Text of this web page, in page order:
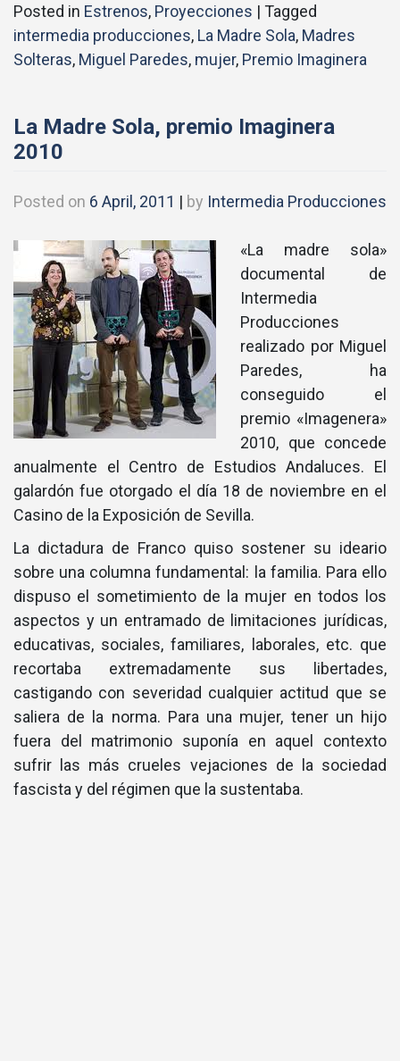
Posted in Estrenos, Proyecciones | Tagged
intermedia producciones, La Madre Sola, Madres
Solteras, Miguel Paredes, mujer, Premio Imaginera
La Madre Sola, premio Imaginera
2010
Posted on 6 April, 2011 | by Intermedia Producciones
«La madre sola»
documental de
Intermedia
Producciones
realizado por Miguel
Paredes, ha
conseguido el
premio «Imagenera»
2010, que concede
anualmente el Centro de Estudios Andaluces. El
galardón fue otorgado el dí­a 18 de noviembre en el
Casino de la Exposición de Sevilla.
La dictadura de Franco quiso sostener su ideario
sobre una columna fundamental: la familia. Para ello
dispuso el sometimiento de la mujer en todos los
aspectos y un entramado de limitaciones jurí­dicas,
educativas, sociales, familiares, laborales, etc. que
recortaba extremadamente sus libertades,
castigando con severidad cualquier actitud que se
saliera de la norma. Para una mujer, tener un hijo
fuera del matrimonio suponí­a en aquel contexto
sufrir las más crueles vejaciones de la sociedad
fascista y del régimen que la sustentaba.